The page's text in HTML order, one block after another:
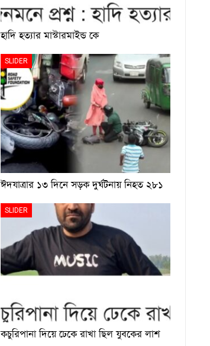
হাদি হত্যার মাস্টারমাইন্ড কে
SLIDER
ঈদযাত্রার ১৩ দিনে সড়ক দুর্ঘটনায় নিহত ২৮১
SLIDER
কচুরিপানা দিয়ে ঢেকে রাখা ছিল যুবকের লাশ